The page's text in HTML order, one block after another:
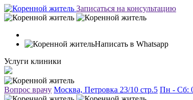
Записаться на консультацию
Написать в Whatsapp
Услуги клиники
Вопрос врачу Москва, Петровка 23/10 стр.5 Пн - Сб: